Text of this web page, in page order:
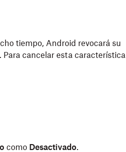
tiempo, Android revocará su
cancelar esta característica
como Desactivado.